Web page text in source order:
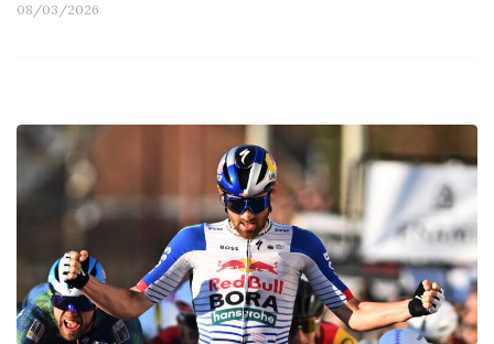
08/03/2026